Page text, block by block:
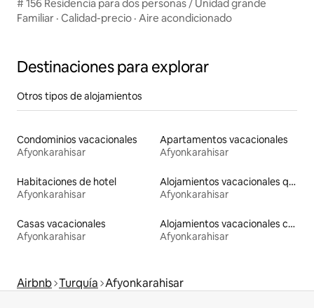
# 156 Residencia para dos personas / Unidad grande
Familiar · Calidad-precio · Aire acondicionado
Destinaciones para explorar
Otros tipos de alojamientos
Condominios vacacionales
Afyonkarahisar
Apartamentos vacacionales
Afyonkarahisar
Habitaciones de hotel
Afyonkarahisar
Alojamientos vacacionales que admiten mascotas
Afyonkarahisar
Casas vacacionales
Afyonkarahisar
Alojamientos vacacionales con piscina
Afyonkarahisar
Airbnb Turquía Afyonkarahisar